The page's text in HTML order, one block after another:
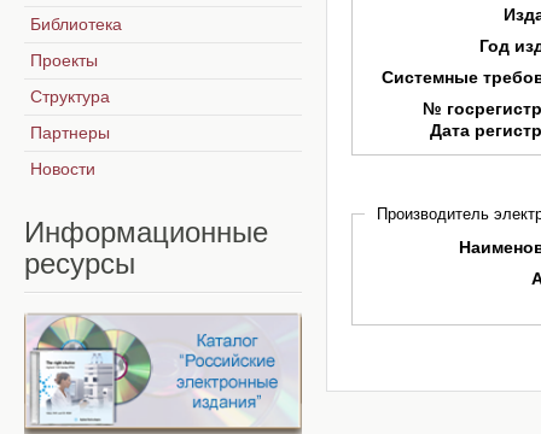
Год
Системные
№
Дата
Производитель
Библиотека
Проекты
Структура
Партнеры
Новости
Информационные
ресурсы